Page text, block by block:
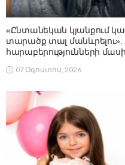
«Ընտանեկան կյանքում
տարածք տալ մանևրելու».
հարաբերությունների
07 Օգոստոս, 2026